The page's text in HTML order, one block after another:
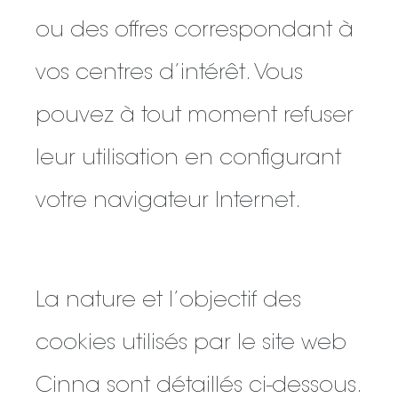
ou des offres correspondant à
vos centres d’intérêt. Vous
pouvez à tout moment refuser
leur utilisation en configurant
votre navigateur Internet.
La nature et l’objectif des
cookies utilisés par le site web
Cinna sont détaillés ci-dessous.